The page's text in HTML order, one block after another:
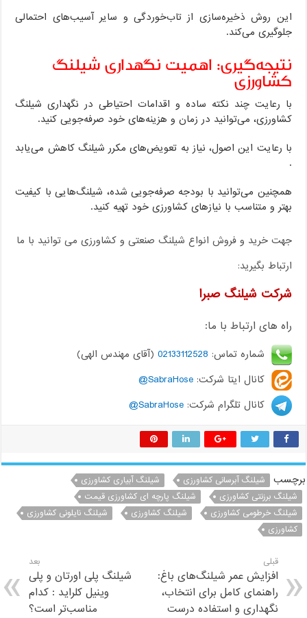
این روش ذخیره‌سازی از تاب‌خوردگی و سایر آسیب‌های احتمالی
جلوگیری می‌کند.
نتیجه‌گیری: اهمیت نگهداری شیلنگ
کشاورزی
با رعایت چند نکته ساده و اقدامات احتیاطی در نگهداری شیلنگ
کشاورزی، می‌توانید در زمان و هزینه‌های خود صرفه‌جویی کنید.
با رعایت این اصول، نیاز به تعویض‌های مکرر شیلنگ کاهش می‌یابد
.
همچنین می‌توانید با بودجه صرفه‌جویی شده، شیلنگ‌هایی با کیفیت
بهتر و متناسب با نیازهای کشاورزی خود تهیه کنید.
جهت خرید و فروش انواع شیلنگ صنعتی و کشاورزی می توانید با ما
ارتباط بگیرید:
شرکت شیلنگ صبرا
راه های ارتباط با ما:
شماره تماس: 02133112528 (آقای مهندس الهی)
کانال ایتا شرکت:SabraHose@
کانال تلگرام شرکت:SabraHose@
برچسب شیلنگ آبرسانی کشاورزی
شیلنگ آبیاری کشاورزی
شیلنگ برزنتی کشاورزی
شیلنگ پارچه ای کشاورزی قیمت
شیلنگ خرطومی کشاورزی
شیلنگ کشاورزی
شیلنگ نایلونی کشاورزی
کشاورزی
قبلی
افزایش عمر شیلنگ‌های باغ:
راهنمای کامل برای انتخاب،
نگهداری و استفاده درست
بعد
شیلنگ پلی اورتان و پلی
وینیل کلراید : کدام
مناسب‌تر است؟